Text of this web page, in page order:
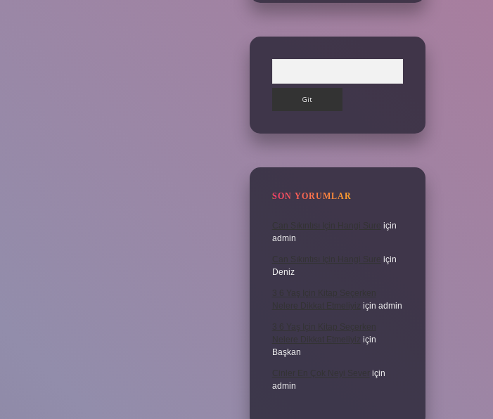
SON YORUMLAR
Can Sıkıntısı Için Hangi Sure
için
admin
Can Sıkıntısı Için Hangi Sure
için
Deniz
3 6 Yaş Için Kitap Seçerken
Nelere Dikkat Etmeliyiz için admin
3 6 Yaş Için Kitap Seçerken
Nelere Dikkat Etmeliyiz için
Başkan
Cinler En Çok Neyi Sever için
admin